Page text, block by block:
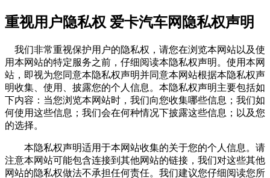
重视用户隐私权 爱卡汽车网隐私权声明
我们非常重视保护用户的隐私权，请您在浏览本网站以及使
用本网站的特定服务之前，仔细阅读本隐私权声明。使用本网
站，即视为您同意本隐私权声明并同意本网站根据本隐私权声
明收集、使用、披露您的个人信息。本隐私权声明主要包括如
下内容：当您浏览本网站时，我们向您收集哪些信息；我们如
何使用这些信息；我们会在何种情况下披露这些信息；以及您
的选择。
本隐私权声明适用于本网站收集的关于您的个人信息。请
注意本网站可能包含连接到其他网站的链接，我们对这些其他
网站的隐私权做法不承担任何责任。我们建议您仔细阅读您所